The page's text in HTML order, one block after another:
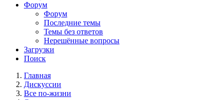
Форум
Форум
Последние темы
Темы без ответов
Нерешённые вопросы
Загрузки
Поиск
Главная
Дискуссии
Все по-жизни